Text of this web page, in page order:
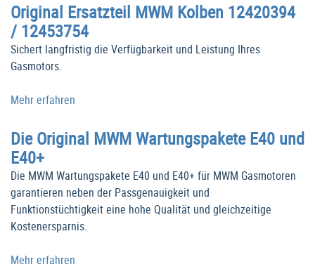
Original Ersatzteil MWM Kolben 12420394
/ 12453754
Sichert langfristig die Verfügbarkeit und Leistung Ihres
Gasmotors.
Mehr erfahren
Die Original MWM Wartungspakete E40 und
E40+
Die MWM Wartungspakete E40 und E40+ für MWM Gasmotoren
garantieren neben der Passgenauigkeit und
Funktionstüchtigkeit eine hohe Qualität und gleichzeitige
Kostenersparnis.
Mehr erfahren